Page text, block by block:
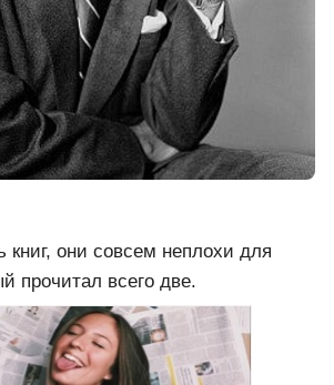
книг, они совсем неплохи для
прочитал всего две.